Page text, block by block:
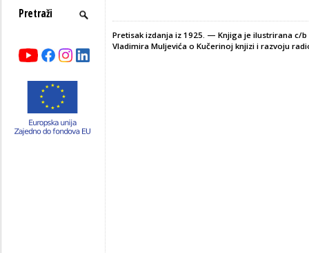
Pretisak izdanja iz 1925. — Knjiga je ilustrirana
Vladimira Muljevića o Kučerinoj knjizi i razvoju